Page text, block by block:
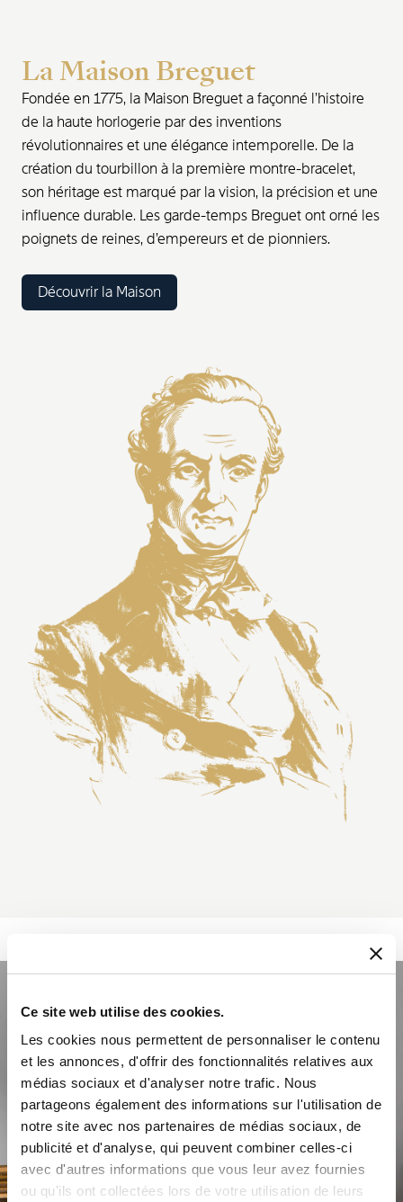
Ce site web utilise des cookies.
Les cookies nous permettent de personnaliser le contenu
et les annonces, d'offrir des fonctionnalités relatives aux
médias sociaux et d'analyser notre trafic. Nous
partageons également des informations sur l'utilisation de
notre site avec nos partenaires de médias sociaux, de
publicité et d'analyse, qui peuvent combiner celles-ci
avec d'autres informations que vous leur avez fournies
ou qu'ils ont collectées lors de votre utilisation de leurs
La Maison Breguet
Fondée en 1775, la Maison Breguet a façonné l’histoire
de la haute horlogerie par des inventions
révolutionnaires et une élégance intemporelle. De la
création du tourbillon à la première montre-bracelet,
son héritage est marqué par la vision, la précision et une
influence durable. Les garde-temps Breguet ont orné les
poignets de reines, d’empereurs et de pionniers.
Découvrir la Maison